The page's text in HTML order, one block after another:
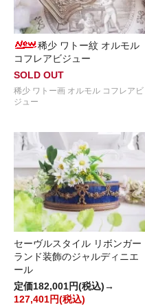
稀少 ワトー紋 オルモル
コフレアビジュー
SOLD OUT
稀少 ワトー画 オルモル コフレアビ
ジュー
セーヴルスタイル リボンガー
ランド装飾のジャルディニエ
ール
定価182,001円(税込)→
127,401円(税込)